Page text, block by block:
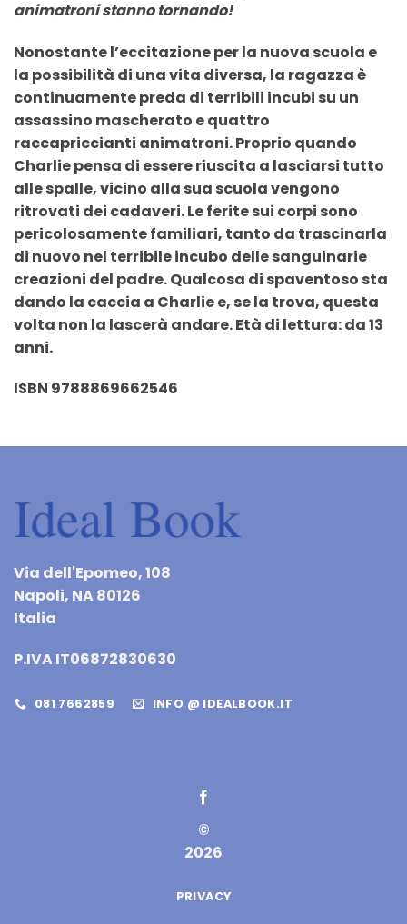
animatroni stanno tornando!
Nonostante l’eccitazione per la nuova scuola e
la possibilità di una vita diversa, la ragazza è
continuamente preda di terribili incubi su un
assassino mascherato e quattro
raccapriccianti animatroni. Proprio quando
Charlie pensa di essere riuscita a lasciarsi tutto
alle spalle, vicino alla sua scuola vengono
ritrovati dei cadaveri. Le ferite sui corpi sono
pericolosamente familiari, tanto da trascinarla
di nuovo nel terribile incubo delle sanguinarie
creazioni del padre. Qualcosa di spaventoso sta
dando la caccia a Charlie e, se la trova, questa
volta non la lascerà andare. Età di lettura: da 13
anni.
ISBN 9788869662546
Via dell'Epomeo, 108
Napoli, NA 80126
Italia
P.IVA IT06872830630
081 7662859 INFO @ IDEALBOOK.IT
©
2026
PRIVACY